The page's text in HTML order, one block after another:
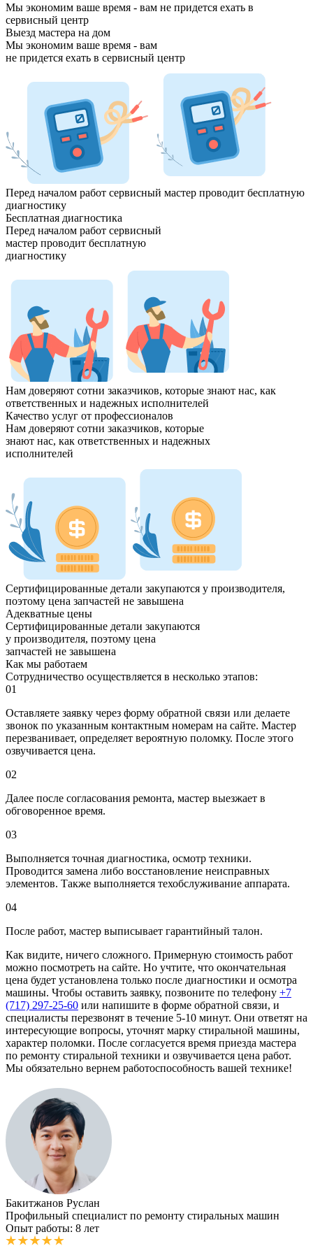
Мы экономим ваше время - вам не придется ехать в
сервисный центр
Выезд мастера на дом
Мы экономим ваше время - вам
не придется ехать в сервисный центр
Перед началом работ сервисный мастер проводит бесплатную
диагностику
Бесплатная диагностика
Перед началом работ сервисный
мастер проводит бесплатную
диагностику
Нам доверяют сотни заказчиков, которые знают нас, как
ответственных и надежных исполнителей
Качество услуг от профессионалов
Нам доверяют сотни заказчиков, которые
знают нас, как ответственных и надежных
исполнителей
Сертифицированные детали закупаются у производителя,
поэтому цена запчастей не завышена
Адекватные цены
Сертифицированные детали закупаются
у производителя, поэтому цена
запчастей не завышена
Как мы работаем
Сотрудничество осуществляется в несколько этапов:
01
Оставляете заявку через форму обратной связи или делаете
звонок по указанным контактным номерам на сайте. Мастер
перезванивает, определяет вероятную поломку. После этого
озвучивается цена.
02
Далее после согласования ремонта, мастер выезжает в
обговоренное время.
03
Выполняется точная диагностика, осмотр техники.
Проводится замена либо восстановление неисправных
элементов. Также выполняется техобслуживание аппарата.
04
После работ, мастер выписывает гарантийный талон.
Как видите, ничего сложного. Примерную стоимость работ
можно посмотреть на сайте. Но учтите, что окончательная
цена будет установлена только после диагностики и осмотра
машины. Чтобы оставить заявку, позвоните по телефону +7
(717) 297-25-60 или напишите в форме обратной связи, и
специалисты перезвонят в течение 5-10 минут. Они ответят на
интересующие вопросы, уточнят марку стиральной машины,
характер поломки. После согласуется время приезда мастера
по ремонту стиральной техники и озвучивается цена работ.
Мы обязательно вернем работоспособность вашей технике!
Бакитжанов Руслан
Профильный специалист по ремонту стиральных машин
Опыт работы: 8 лет